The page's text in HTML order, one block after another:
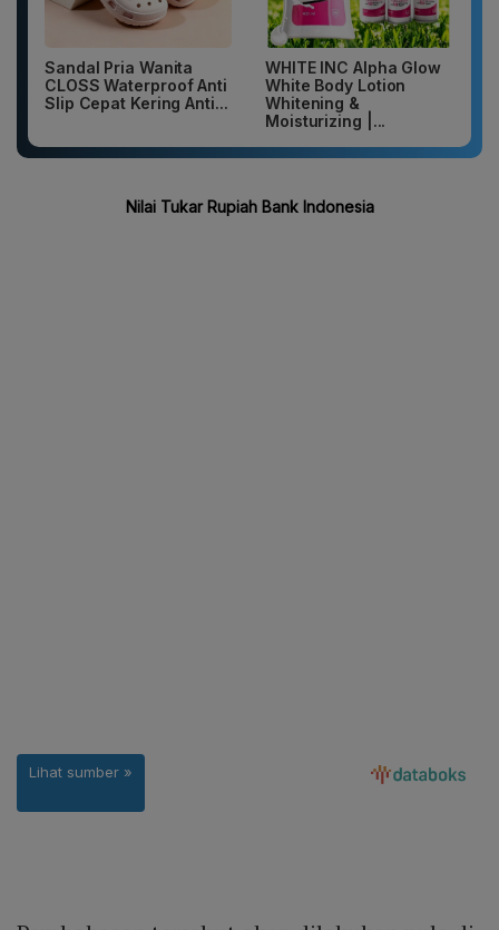
Sandal Pria Wanita
CLOSS Waterproof Anti
Slip Cepat Kering Anti...
WHITE INC Alpha Glow
White Body Lotion
Whitening &
Moisturizing |...